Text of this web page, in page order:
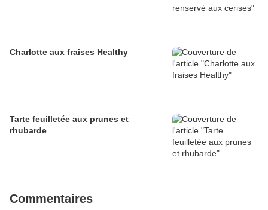
Charlotte aux fraises Healthy
Tarte feuilletée aux prunes et
rhubarde
Commentaires